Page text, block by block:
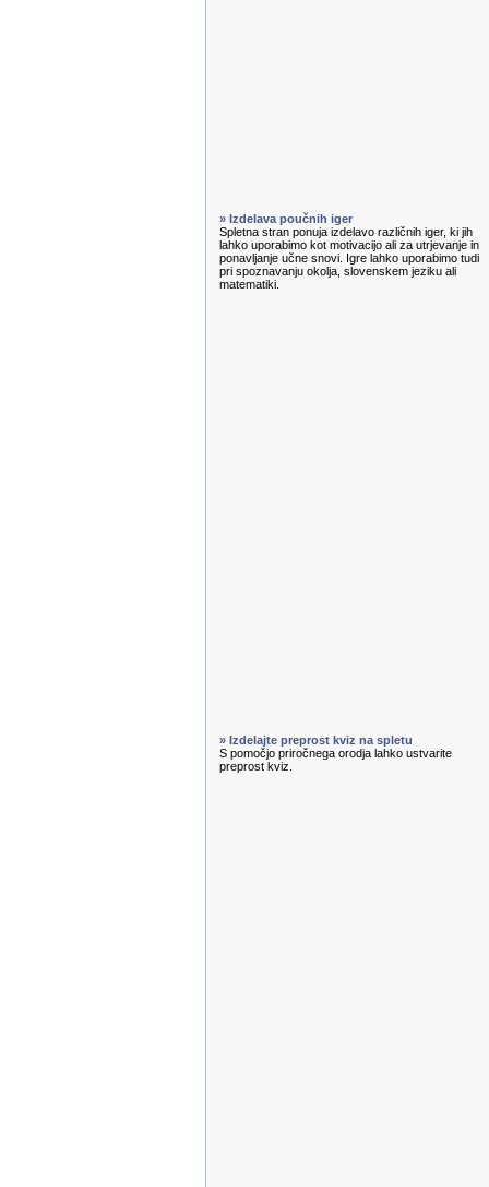
» Izdelava poučnih iger
Spletna stran ponuja izdelavo različnih iger, ki jih
lahko uporabimo kot motivacijo ali za utrjevanje in
ponavljanje učne snovi. Igre lahko uporabimo tudi
pri spoznavanju okolja, slovenskem jeziku ali
matematiki.
» Izdelajte preprost kviz na spletu
S pomočjo priročnega orodja lahko ustvarite
preprost kviz.